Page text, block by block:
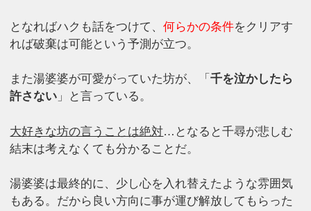
となればハクも話をつけて、何らかの条件をクリアす
れば破棄は可能という予測が立つ。
また湯婆婆が可愛がっていた坊が、「千を泣かしたら
許さない 」と言っている。
大好きな坊の言うことは絶対…となると千尋が悲しむ
結末は考えなくても分かることだ。
湯婆婆は最終的に、少し心を入れ替えたような雰囲気
もある。だから良い方向に事が運び解放してもらった